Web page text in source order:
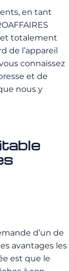
en tant
et totalement
de l’appareil
connaissez
et de
nous y
d’un de
avantages les
est que le